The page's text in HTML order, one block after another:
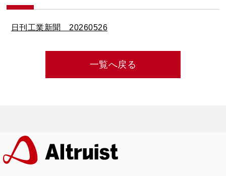
日刊工業新聞 20260526
一覧へ戻る